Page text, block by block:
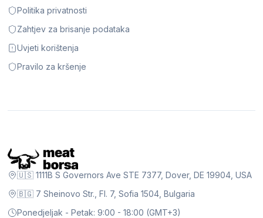
Politika privatnosti
Zahtjev za brisanje podataka
Uvjeti korištenja
Pravilo za kršenje
🇺🇸 1111B S Governors Ave STE 7377, Dover, DE 19904, USA
🇧🇬 7 Sheinovo Str., Fl. 7, Sofia 1504, Bulgaria
Ponedjeljak - Petak: 9:00 - 18:00 (GMT+3)